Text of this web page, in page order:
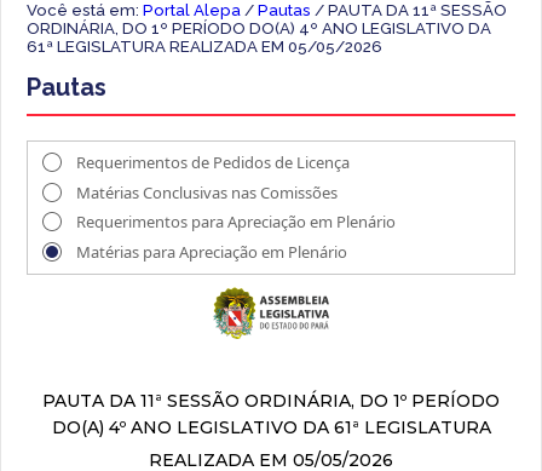
Você está em:Portal Alepa /Pautas / PAUTA DA 11ª SESSÃO
ORDINÁRIA, DO 1º PERÍODO DO(A) 4º ANO LEGISLATIVO DA
61ª LEGISLATURA REALIZADA EM 05/05/2026
Pautas
Requerimentos de Pedidos de Licença
Matérias Conclusivas nas Comissões
Requerimentos para Apreciação em Plenário
Matérias para Apreciação em Plenário
PAUTA DA 11ª SESSÃO ORDINÁRIA, DO 1º PERÍODO
DO(A) 4º ANO LEGISLATIVO DA 61ª LEGISLATURA
REALIZADA EM 05/05/2026